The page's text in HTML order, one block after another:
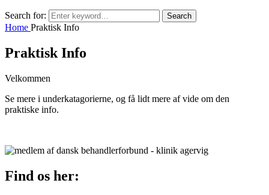
Search for: Search
Home Praktisk Info
Praktisk Info
Velkommen
Se mere i underkatagorierne, og få lidt mere af vide om den
praktiske info.
Find os her: